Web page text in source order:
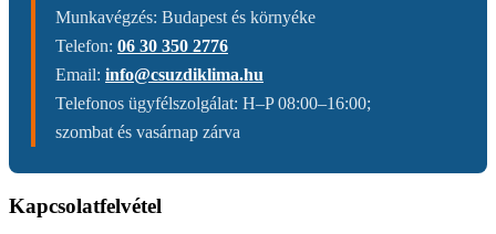
Munkavégzés: Budapest és környéke
Telefon: 06 30 350 2776
Email: info@csuzdiklima.hu
Telefonos ügyfélszolgálat: H–P 08:00–16:00;
szombat és vasárnap zárva
Kapcsolatfelvétel